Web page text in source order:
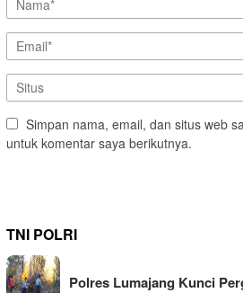
Simpan nama, email, dan situs web
untuk komentar saya berikutnya.
TNI POLRI
Polres Lumajang Kunci